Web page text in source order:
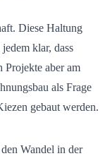
Diese Haltung
klar, dass
Projekte aber am
als Frage
gebaut werden.
Wandel in der